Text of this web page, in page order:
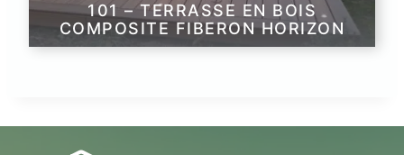
101 – TERRASSE EN BOIS
COMPOSITE FIBERON HORIZON